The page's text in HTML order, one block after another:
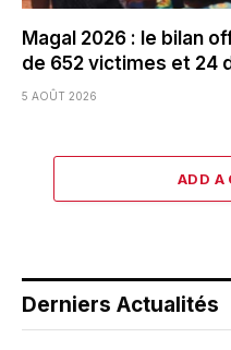
Magal 2026 : le bilan
de 652 victimes et 24
5 AOÛT 2026
ADD A
Derniers Actualités